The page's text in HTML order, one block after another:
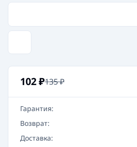
102₽135₽
Гарантия:
Возврат:
Доставка: